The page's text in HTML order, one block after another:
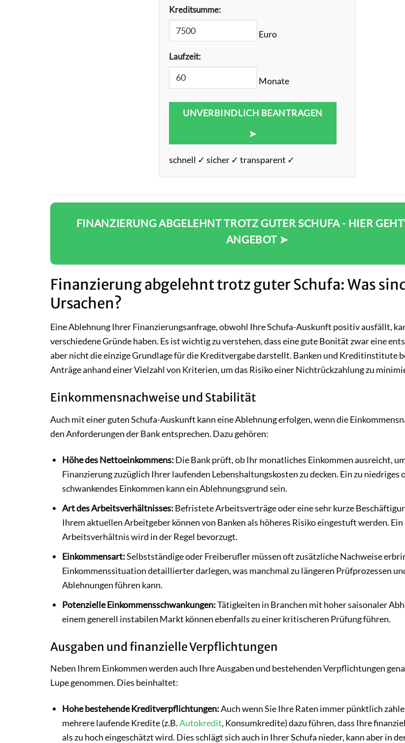
Kreditsumme:
Euro
Laufzeit:
Monate
UNVERBINDLICH BEANTRAGEN
➤
schnell ✓ sicher ✓ transparent ✓
FINANZIERUNG ABGELEHNT TROTZ GUTER SCHUFA - HIER
ANGEBOT ➤
Finanzierung abgelehnt trotz guter Schufa: Was
Ursachen?
Eine Ablehnung Ihrer Finanzierungsanfrage, obwohl Ihre Schufa-Auskunft positiv ausfällt,
verschiedene Gründe haben. Es ist wichtig zu verstehen, dass eine gute Bonität zwar eine
aber nicht die einzige Grundlage für die Kreditvergabe darstellt. Banken und Kreditinstitute
Anträge anhand einer Vielzahl von Kriterien, um das Risiko einer Nichtrückzahlung zu
Einkommensnachweise und Stabilität
Auch mit einer guten Schufa-Auskunft kann eine Ablehnung erfolgen, wenn die
den Anforderungen der Bank entsprechen. Dazu gehören:
Höhe des Nettoeinkommens: Die Bank prüft, ob Ihr monatliches Einkommen ausreicht,
Finanzierung zuzüglich Ihrer laufenden Lebenshaltungskosten zu decken. Ein zu niedriges
schwankendes Einkommen kann ein Ablehnungsgrund sein.
Art des Arbeitsverhältnisses: Befristete Arbeitsverträge oder eine sehr kurze
Ihrem aktuellen Arbeitgeber können von Banken als höheres Risiko eingestuft werden.
Arbeitsverhältnis wird in der Regel bevorzugt.
Einkommensart:Selbstständige oder Freiberufler müssen oft zusätzliche Nachweise
Einkommenssituation detaillierter darlegen, was manchmal zu längeren Prüfprozessen
Ablehnungen führen kann.
Potenzielle Einkommensschwankungen:Tätigkeiten in Branchen mit hoher saisonaler
einem generell instabilen Markt können ebenfalls zu einer kritischeren Prüfung führen.
Ausgaben und finanzielle Verpflichtungen
Neben Ihrem Einkommen werden auch Ihre Ausgaben und bestehenden Verpflichtungen
Lupe genommen. Dies beinhaltet:
Hohe bestehende Kreditverpflichtungen:Auch wenn Sie Ihre Raten immer pünktlich
mehrere laufende Kredite (z.B.Autokredit, Konsumkredite) dazu führen, dass Ihre
als zu hoch eingeschätzt wird. Dies schlägt sich auch in Ihrer Schufa nieder, kann aber in